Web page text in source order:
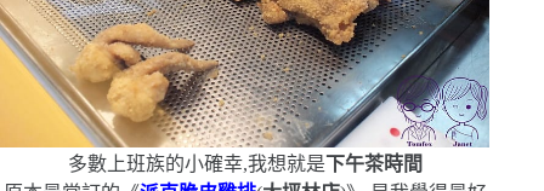
多數上班族的小確幸,我想就是下午茶時間